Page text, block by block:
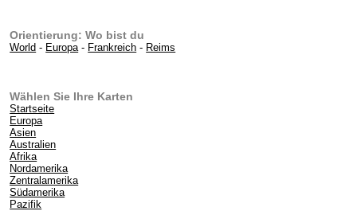
Orientierung: Wo bist du
World - Europa- Frankreich - Reims
Wählen Sie Ihre Karten
Startseite
Europa
Asien
Australien
Afrika
Nordamerika
Zentralamerika
Südamerika
Pazifik